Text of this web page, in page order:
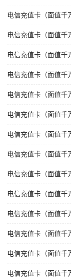
电信充值卡（面值千
电信充值卡（面值千
电信充值卡（面值千
电信充值卡（面值千
电信充值卡（面值千
电信充值卡（面值千
电信充值卡（面值千
电信充值卡（面值千
电信充值卡（面值千
电信充值卡（面值千
电信充值卡（面值千
电信充值卡（面值千
电信充值卡（面值千
电信充值卡（面值千